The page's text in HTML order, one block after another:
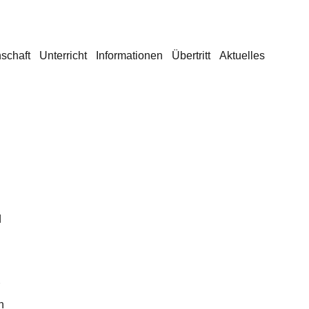
Unterricht Informationen Übertritt Aktuelles